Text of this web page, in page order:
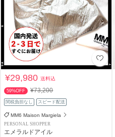
¥29,980送料込
59%OFF ¥73,200
関税負担なし スピード配送
MM6 Maison Margiela
PERSONAL SHOPPER
エメラルドアイル